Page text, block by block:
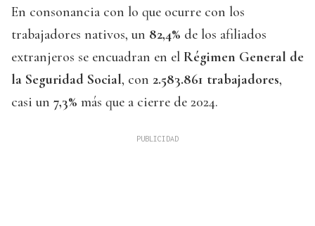
En consonancia con lo que ocurre con los
trabajadores nativos, un 82,4% de los afiliados
extranjeros se encuadran en el Régimen General de
la Seguridad Social, con 2.583.861 trabajadores,
casi un 7,3% más que a cierre de 2024.